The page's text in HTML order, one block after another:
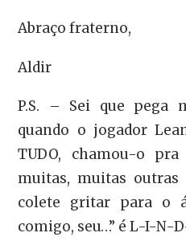
Abraço fraterno,
Aldir
P.S. – Sei que pega
quando o jogador
TUDO, chamou-o pra
muitas, muitas outras
colete gritar para o
comigo, seu…” é L-I-N-